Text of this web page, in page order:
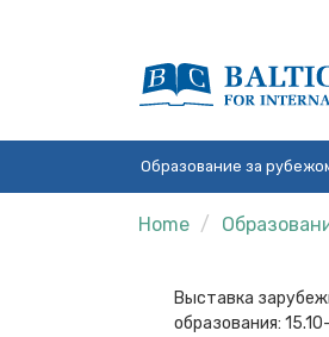
Образование за
Home
Выставка
образования: